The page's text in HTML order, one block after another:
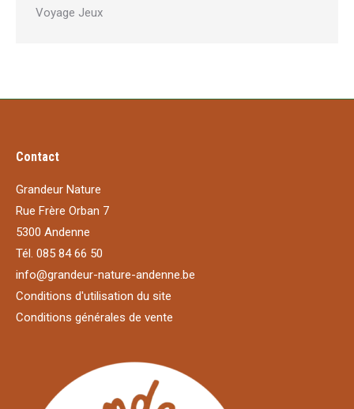
Voyage Jeux
Contact
Grandeur Nature
Rue Frère Orban 7
5300 Andenne
Tél. 085 84 66 50
info@grandeur-nature-andenne.be
Conditions d'utilisation du site
Conditions générales de vente